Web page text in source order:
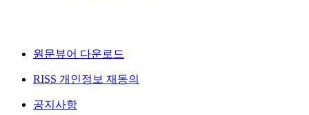
원문뷰어 다운로드
RISS 개인정보 재동의
공지사항